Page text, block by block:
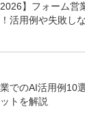
2026】フォーム
活用例や失敗し
でのAI活用例10
トを解説